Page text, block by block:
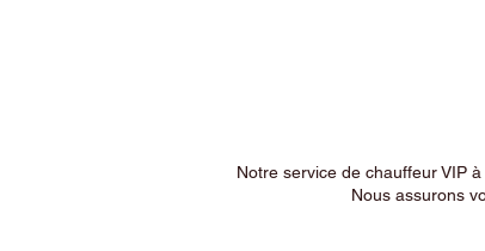
Notre service de chauffeur VIP
Nous assurons